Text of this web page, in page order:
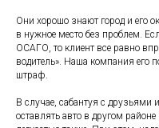
Они хорошо знают город и его
в нужное место без проблем.
ОСАГО, то клиент все равно
водитель». Наша компания его
штраф.
В случае, сабантуя с друзьями
оставлять авто в другом